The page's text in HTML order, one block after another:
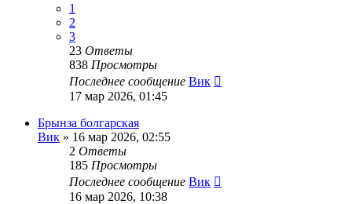
1
2
3
23 Ответы
838 Просмотры
Последнее сообщение Вик
17 мар 2026, 01:45
Брынза болгарская
Вик » 16 мар 2026, 02:55
2 Ответы
185 Просмотры
Последнее сообщение Вик
16 мар 2026, 10:38